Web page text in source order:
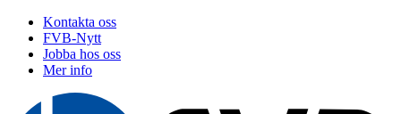
Kontakta oss
FVB-Nytt
Jobba hos oss
Mer info